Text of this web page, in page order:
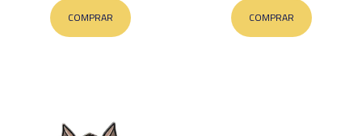
COMPRAR COMPRAR